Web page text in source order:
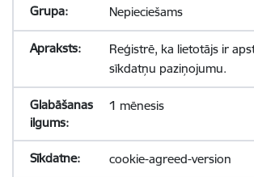
Nepieciešams
Reģistrē, ka lietotājs ir
sīkdatņu paziņojumu.
1 mēnesis
cookie-agreed-version